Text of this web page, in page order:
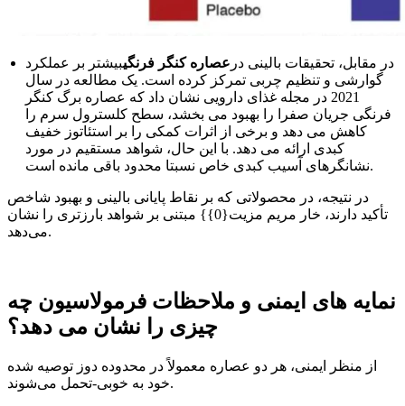
در مقابل، تحقیقات بالینی در عصاره کنگر فرنگیبیشتر بر عملکرد
گوارشی و تنظیم چربی تمرکز کرده است. یک مطالعه در سال
2021 در مجله غذای دارویی نشان داد که عصاره برگ کنگر
فرنگی جریان صفرا را بهبود می بخشد، سطح کلسترول سرم را
کاهش می دهد و برخی از اثرات کمکی را بر استئاتوز خفیف
کبدی ارائه می دهد. با این حال، شواهد مستقیم در مورد
نشانگرهای آسیب کبدی خاص نسبتا محدود باقی مانده است.
در نتیجه، در محصولاتی که بر نقاط پایانی بالینی و بهبود شاخص
تأکید دارند، خار مریم مزیت{0}} مبتنی بر شواهد بارزتری را نشان
می‌دهد.
نمایه های ایمنی و ملاحظات فرمولاسیون چه
چیزی را نشان می دهد؟
از منظر ایمنی، هر دو عصاره معمولاً در محدوده دوز توصیه شده
خود به خوبی-تحمل می‌شوند.